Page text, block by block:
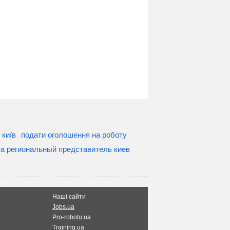
подати оголошення на роботу
региональный представитель киев
Наші сайти
Jobs.ua
Pro-robotu.ua
Training.ua